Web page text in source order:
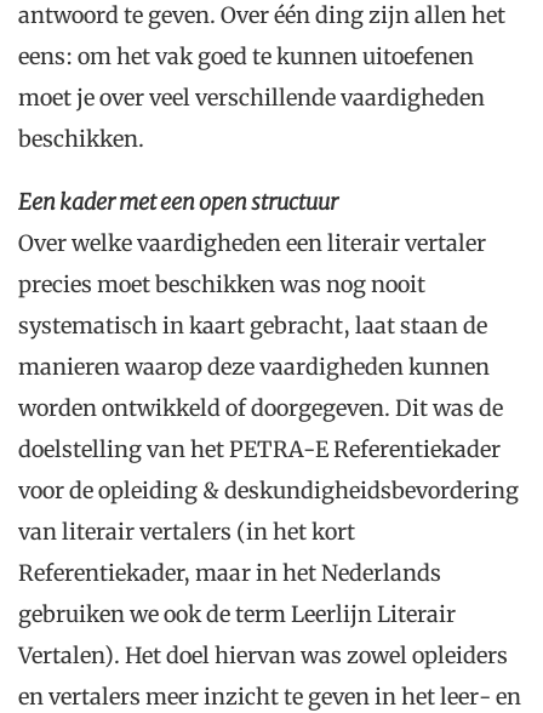
antwoord te geven. Over één ding zijn allen het
eens: om het vak goed te kunnen uitoefenen
moet je over veel verschillende vaardigheden
beschikken.
Een kader met een open structuur
Over welke vaardigheden een literair vertaler
precies moet beschikken was nog nooit
systematisch in kaart gebracht, laat staan de
manieren waarop deze vaardigheden kunnen
worden ontwikkeld of doorgegeven. Dit was de
doelstelling van het PETRA-E Referentiekader
voor de opleiding & deskundigheidsbevordering
van literair vertalers (in het kort
Referentiekader, maar in het Nederlands
gebruiken we ook de term Leerlijn Literair
Vertalen). Het doel hiervan was zowel opleiders
en vertalers meer inzicht te geven in het leer- en